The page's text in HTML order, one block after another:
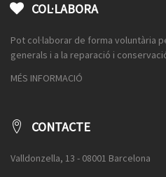
COL·LABORA
Pot col·laborar de forma voluntària
generals i a la reparació i
MÉS INFORMACIÓ
CONTACTE
Valldonzella, 13 - 08001 Barcelona